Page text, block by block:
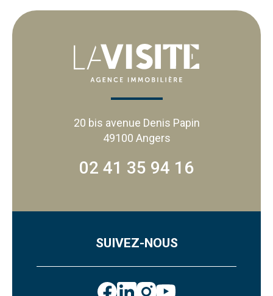
20 bis avenue Denis Papin
49100 Angers
02 41 35 94 16
SUIVEZ-NOUS